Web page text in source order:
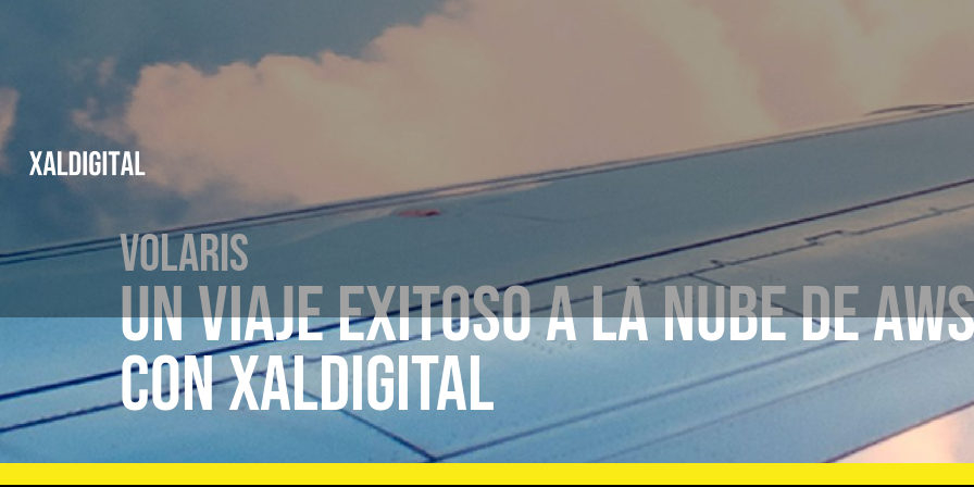
Volaris
Un Viaje Exitoso a la Nube de
con XALDIGITAL